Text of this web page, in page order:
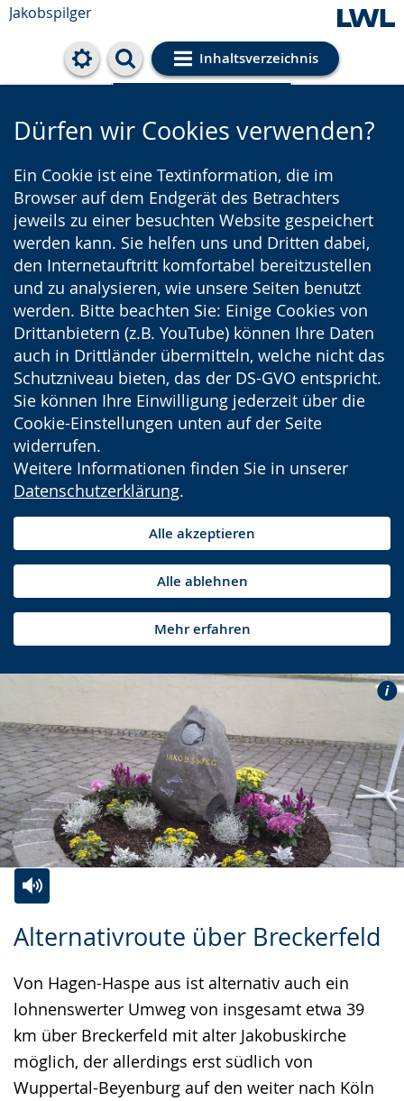
Jakobspilger
Inhaltsverzeichnis
Cookie-Einstellungen
Dürfen wir Cookies verwenden?
Ein Cookie ist eine Textinformation, die im
Browser auf dem Endgerät des Betrachters
jeweils zu einer besuchten Website gespeichert
werden kann. Sie helfen uns und Dritten dabei,
den Internetauftritt komfortabel bereitzustellen
und zu analysieren, wie unsere Seiten benutzt
werden. Bitte beachten Sie: Einige Cookies von
Drittanbietern (z.B. YouTube) können Ihre Daten
auch in Drittländer übermitteln, welche nicht das
Schutzniveau bieten, das der DS-GVO entspricht.
Sie können Ihre Einwilligung jederzeit über die
Cookie-Einstellungen unten auf der Seite
widerrufen.
Weitere Informationen finden Sie in unserer
Datenschutzerklärung.
Alle akzeptieren
Alle ablehnen
Mehr erfahren
Alternativroute über Breckerfeld
Von Hagen-Haspe aus ist alternativ auch ein
lohnenswerter Umweg von insgesamt etwa 39
km über Breckerfeld mit alter Jakobuskirche
möglich, der allerdings erst südlich von
Wuppertal-Beyenburg auf den weiter nach Köln
Leichten
wechseln.
Audio-
Video
Deutscher
Gebärdensprache
wird
angezeigt.